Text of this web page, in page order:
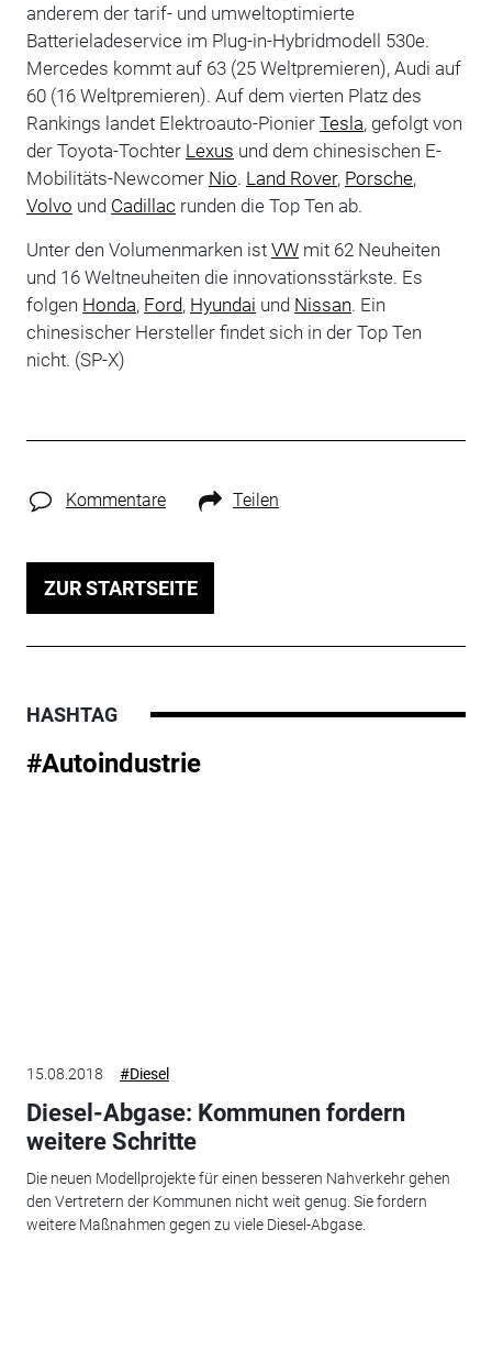
anderem der tarif- und umweltoptimierte
Batterieladeservice im Plug-in-Hybridmodell 530e.
Mercedes kommt auf 63 (25 Weltpremieren), Audi auf
60 (16 Weltpremieren). Auf dem vierten Platz des
Rankings landet Elektroauto-Pionier Tesla, gefolgt von
der Toyota-Tochter Lexus und dem chinesischen E-
Mobilitäts-Newcomer Nio. Land Rover, Porsche,
Volvo und Cadillac runden die Top Ten ab.
Unter den Volumenmarken ist VWmit 62 Neuheiten
und 16 Weltneuheiten die innovationsstärkste. Es
folgen Honda, Ford, Hyundai und Nissan. Ein
chinesischer Hersteller findet sich in der Top Ten
nicht. (SP-X)
Kommentare Teilen
ZUR STARTSEITE
HASHTAG
#Autoindustrie
15.08.2018 #Diesel
Diesel-Abgase: Kommunen fordern
weitere Schritte
Die neuen Modellprojekte für einen besseren Nahverkehr gehen
den Vertretern der Kommunen nicht weit genug. Sie fordern
weitere Maßnahmen gegen zu viele Diesel-Abgase.